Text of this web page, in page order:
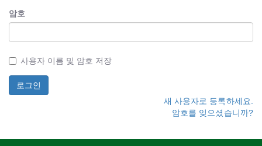
암호
사용자 이름 및 암호 저장
새 사용자로 등록하세요.
암호를 잊으셨습니까?